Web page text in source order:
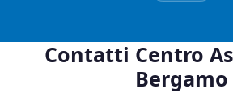
Contatti Centro
Bergamo